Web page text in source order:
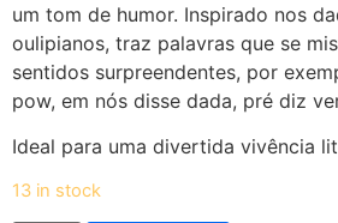
um tom de humor. Inspirado nos
oulipianos, traz palavras que se
sentidos surpreendentes, por
pow, em nós disse dada, pré diz
Ideal para uma divertida vivência
13 in stock